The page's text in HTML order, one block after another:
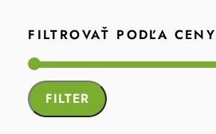
FILTROVAŤ PODĽA CENY
FILTER